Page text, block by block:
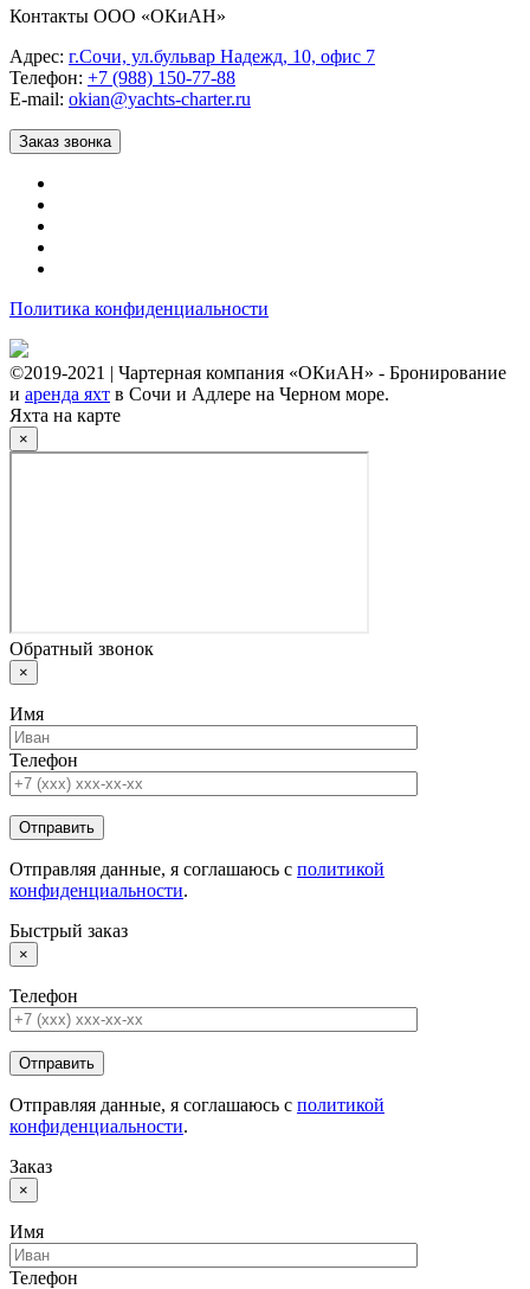
Контакты ООО «ОКиАН»
Адрес: г.Сочи, ул.бульвар Надежд, 10, офис 7
Телефон: +7 (988) 150-77-88
E-mail: okian@yachts-charter.ru
Заказ звонка
Политика конфиденциальности
©2019-2021 | Чартерная компания «ОКиАН» - Бронирование
и аренда яхт в Сочи и Адлере на Черном море.
Яхта на карте
×
Обратный звонок
×
Имя
Телефон
Отправляя данные, я соглашаюсь с политикой
конфиденциальности.
Быстрый заказ
×
Телефон
Отправляя данные, я соглашаюсь с политикой
конфиденциальности.
Заказ
×
Имя
Телефон